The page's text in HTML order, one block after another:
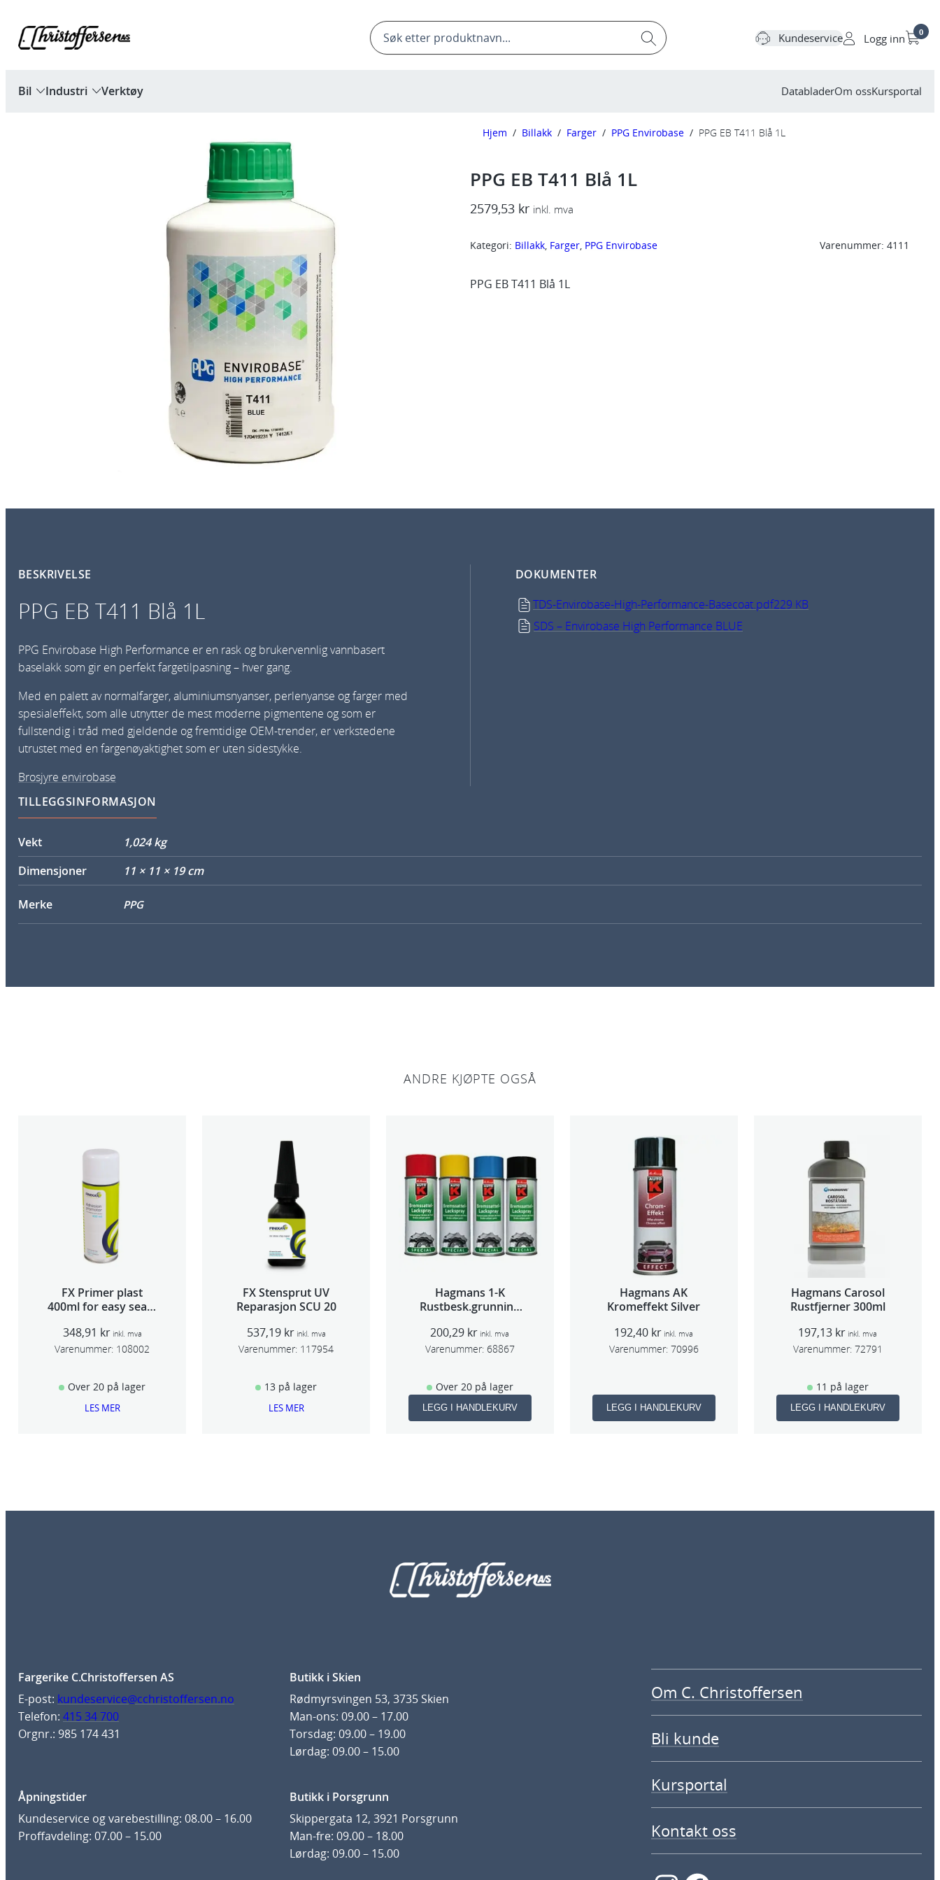
innhold
Products
search Kundeservice Logg inn 0
Bil Industri Verktøy DatabladerOm ossKursportal
Hjem / Billakk / Farger / PPG Envirobase / PPG EB T411 Blå 1L
PPG EB T411 Blå 1L
2579,53 kr inkl. mva
Kategori: Billakk, Farger, PPG Envirobase Varenummer: 4111
PPG EB T411 Blå 1L
BESKRIVELSE
PPG EB T411 Blå 1L
PPG Envirobase High Performance er en rask og brukervennlig vannbasert
baselakk som gir en perfekt fargetilpasning – hver gang.
Med en palett av normalfarger, aluminiumsnyanser, perlenyanse og farger med
spesialeffekt, som alle utnytter de mest moderne pigmentene og som er
fullstendig i tråd med gjeldende og fremtidige OEM-trender, er verkstedene
utrustet med en fargenøyaktighet som er uten sidestykke.
Brosjyre envirobase
DOKUMENTER
TDS-Envirobase-High-Performance-Basecoat.pdf229 KB
SDS – Envirobase High Performance BLUE
TILLEGGSINFORMASJON
Vekt
1,024 kg
Dimensjoner
11 × 11 × 19 cm
Merke PPG
ANDRE KJØPTE OGSÅ
FX Primer plast
400ml for easy seam
348,91 kr inkl. mva
Varenummer: 108002
Over 20 på lager
LES MER
FX Stensprut UV
Reparasjon SCU 20
537,19 kr inkl. mva
Varenummer: 117954
13 på lager
LES MER
Hagmans 1-K
Rustbesk.grunning
200,29 kr inkl. mva
Varenummer: 68867
Over 20 på lager
LEGG I HANDLEKURV
Hagmans AK
Kromeffekt Silver
192,40 kr inkl. mva
Varenummer: 70996
LEGG I HANDLEKURV
Hagmans Carosol
Rustfjerner 300ml
197,13 kr inkl. mva
Varenummer: 72791
11 på lager
LEGG I HANDLEKURV
Fargerike C.Christoffersen AS
E-post: kundeservice@cchristoffersen.no
Telefon: 415 34 700
Orgnr.: 985 174 431
Butikk i Skien
Rødmyrsvingen 53, 3735 Skien
Man-ons: 09.00 – 17.00
Torsdag: 09.00 – 19.00
Lørdag: 09.00 – 15.00
Åpningstider
Kundeservice og varebestilling: 08.00 – 16.00
Proffavdeling: 07.00 – 15.00
Butikk i Porsgrunn
Skippergata 12, 3921 Porsgrunn
Man-fre: 09.00 – 18.00
Lørdag: 09.00 – 15.00
Om C. Christoffersen
Bli kunde
Kursportal
Kontakt oss